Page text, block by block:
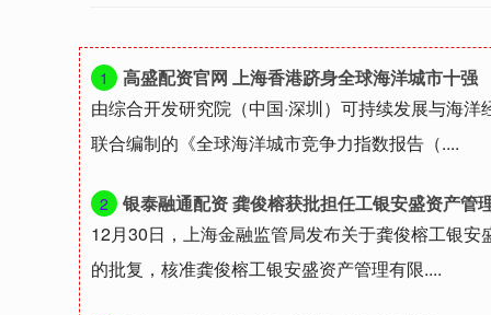
1
高盛配资官网 上海香港跻身全球海洋城市十强
由综合开发研究院（中国·深圳）可持续发展与海
联合编制的《全球海洋城市竞争力指数报告（....
2
银泰融通配资 龚俊榕获批担任工银安盛资产管
12月30日，上海金融监管局发布关于龚俊榕工银
的批复，核准龚俊榕工银安盛资产管理有限....